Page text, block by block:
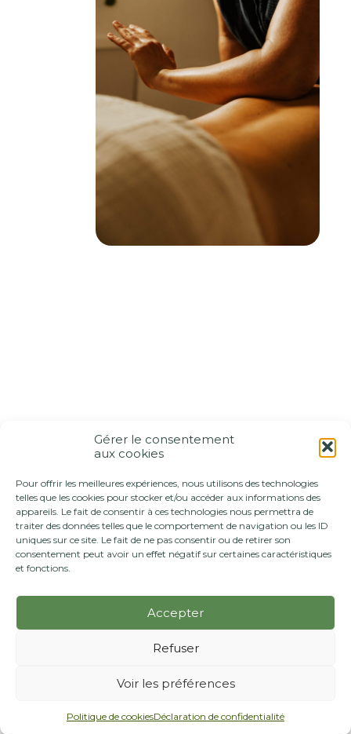
Gérer le consentement
aux cookies
Pour offrir les meilleures expériences, nous utilisons des technologies
telles que les cookies pour stocker et/ou accéder aux informations des
appareils. Le fait de consentir à ces technologies nous permettra de
traiter des données telles que le comportement de navigation ou les ID
uniques sur ce site. Le fait de ne pas consentir ou de retirer son
consentement peut avoir un effet négatif sur certaines caractéristiques
et fonctions.
Accepter
Refuser
Voir les préférences
Politique de cookiesDéclaration de confidentialité